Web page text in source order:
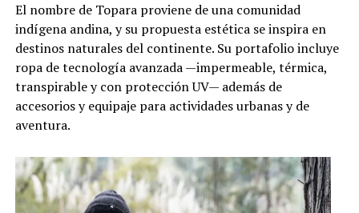
El nombre de Topara proviene de una comunidad
indígena andina, y su propuesta estética se inspira en
destinos naturales del continente. Su portafolio incluye
ropa de tecnología avanzada —impermeable, térmica,
transpirable y con protección UV— además de
accesorios y equipaje para actividades urbanas y de
aventura.